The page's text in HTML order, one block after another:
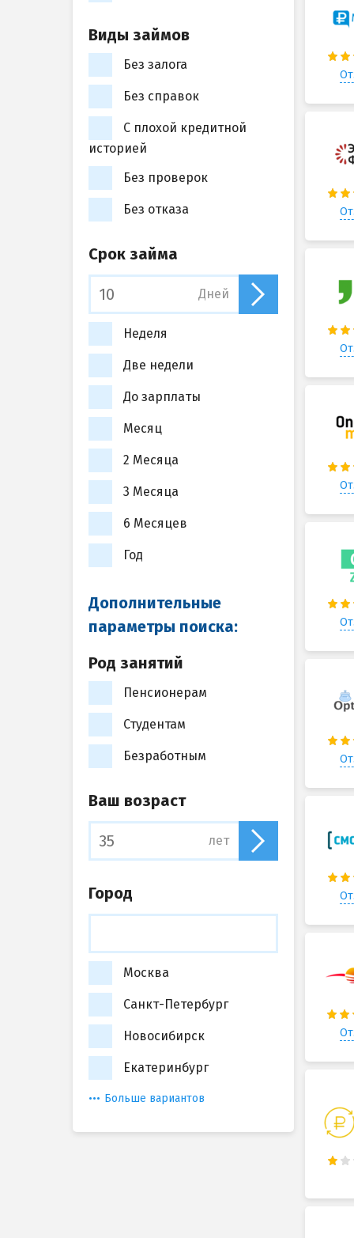
Виды займов
Без залога
Без справок
С плохой кредитной
историей
Без проверок
Без отказа
Срок займа
Дней
Неделя
Две недели
До зарплаты
Месяц
2 Месяца
3 Месяца
6 Месяцев
Год
Дополнительные
параметры поиска:
Род занятий
Пенсионерам
Студентам
Безработным
Ваш возраст
лет
Город
Москва
Санкт-Петербург
Новосибирск
Екатеринбург
Больше вариантов